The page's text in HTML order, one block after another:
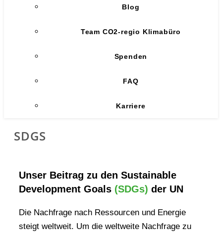
Blog
Team CO2-regio Klimabüro
Spenden
FAQ
Karriere
SDGS
Unser Beitrag zu den Sustainable
Development Goals (SDGs) der UN
Die Nachfrage nach Ressourcen und Energie
steigt weltweit. Um die weltweite Nachfrage zu